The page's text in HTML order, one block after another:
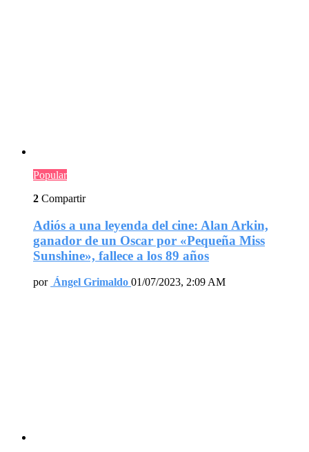
Popular
2 Compartir
Adiós a una leyenda del cine: Alan Arkin,
ganador de un Oscar por «Pequeña Miss
Sunshine», fallece a los 89 años
por Ángel Grimaldo 01/07/2023, 2:09 AM